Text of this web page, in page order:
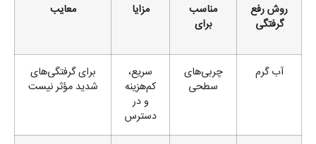
روش رفع
گرفتگی
مناسب
برای
مزایا معایب
آب گرم
چربی‌های
سطحی
سریع،
کم‌هزینه
و در
دسترس
برای گرفتگی‌های
شدید مؤثر نیست